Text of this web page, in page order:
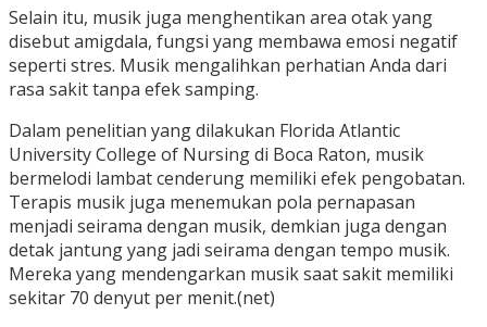
Selain itu, musik juga menghentikan area otak yang
disebut amigdala, fungsi yang membawa emosi negatif
seperti stres. Musik mengalihkan perhatian Anda dari
rasa sakit tanpa efek samping.
Dalam penelitian yang dilakukan Florida Atlantic
University College of Nursing di Boca Raton, musik
bermelodi lambat cenderung memiliki efek pengobatan.
Terapis musik juga menemukan pola pernapasan
menjadi seirama dengan musik, demkian juga dengan
detak jantung yang jadi seirama dengan tempo musik.
Mereka yang mendengarkan musik saat sakit memiliki
sekitar 70 denyut per menit.(net)